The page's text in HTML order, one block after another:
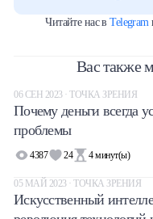
Читайте нас вTelegram
Вас также
06 СЕН 2023 · ТОЧКА ЗРЕНИЯ
Почему деньги всегда
проблемы
4387 24 4минут(ы)
05 МАЙ 2023 · ТОЧКА ЗРЕНИЯ
Искусственный